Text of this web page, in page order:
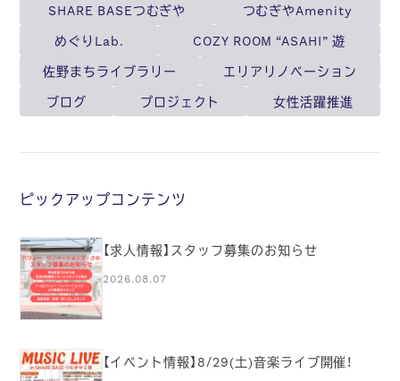
SHARE BASEつむぎや
つむぎやAmenity
めぐりLab.
COZY ROOM “ASAHI” 遊
佐野まちライブラリー
エリアリノベーション
ブログ
プロジェクト 女性活躍推進
ピックアップコンテンツ
【求人情報】スタッフ募集のお知らせ
2026.08.07
【イベント情報】8/29(土)音楽ライブ開催！